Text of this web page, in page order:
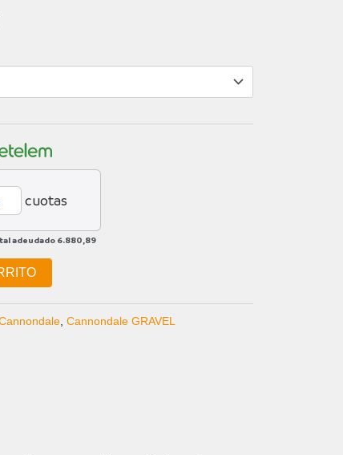
€.
cuotas
adeudado 6.880,89
Cannondale GRAVEL